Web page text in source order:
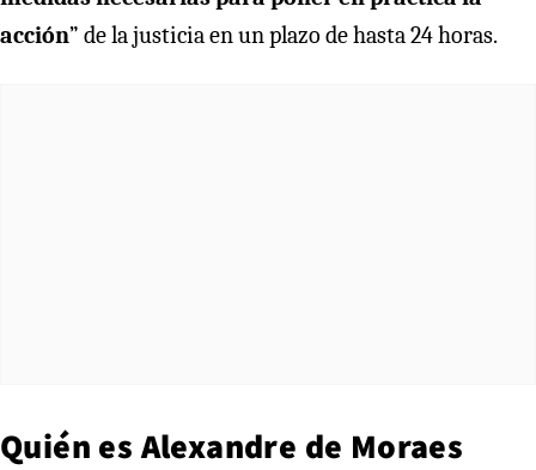
acción” de la justicia en un plazo de hasta 24 horas.
Quién es Alexandre de Moraes